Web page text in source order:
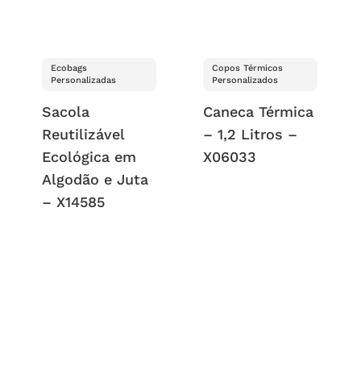
Ecobags
Personalizadas
Sacola
Reutilizável
Ecológica em
Algodão e Juta
– X14585
Copos Térmicos
Personalizados
Caneca Térmica
– 1,2 Litros –
X06033